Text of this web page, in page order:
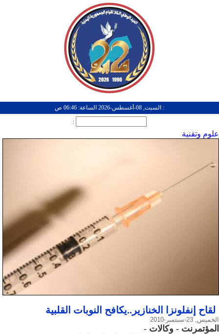
: السبت, 08-أغسطس-2026 الساعة: 06:46 ص
:
علوم وتقنية
لقاح إنفلونزا الخنازير..يكافح النوبات القلبية
الخميس, 23-سبتمبر-2010
المؤتمرنت - وكالات -